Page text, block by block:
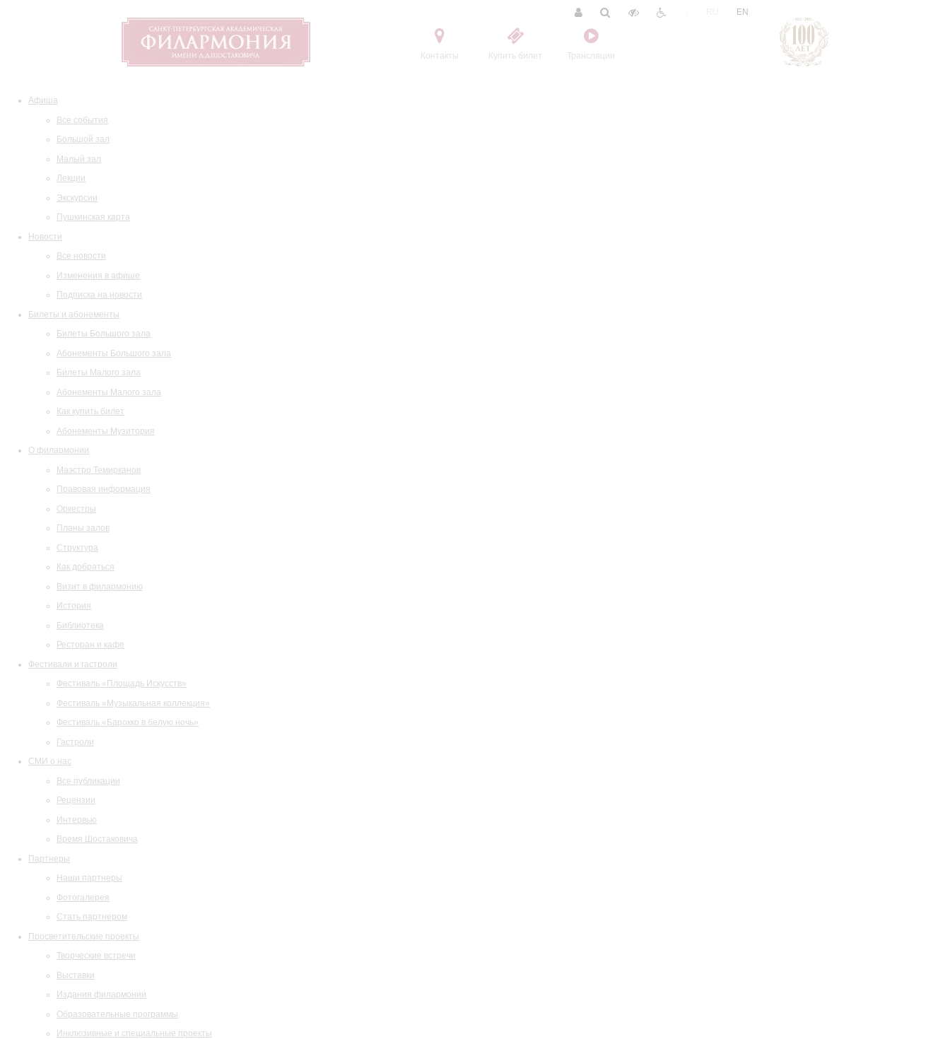
Контакты Купить билет Трансляции
EN
Афиша
Все события
Большой зал
Малый зал
Лекции
Экскурсии
Пушкинская карта
Новости
Все новости
Изменения в афише
Подписка на новости
Билеты и абонементы
Билеты Большого зала
Абонементы Большого зала
Билеты Малого зала
Абонементы Малого зала
Как купить билет
Абонементы Музитория
О филармонии
Маэстро Темирканов
Правовая информация
Оркестры
Планы залов
Структура
Как добраться
Визит в филармонию
История
Библиотека
Ресторан и кафе
Фестивали и гастроли
Фестиваль «Площадь Искусств»
Фестиваль «Музыкальная коллекция»
Фестиваль «Барокко в белую ночь»
Гастроли
СМИ о нас
Все публикации
Рецензии
Интервью
Время Шостаковича
Партнеры
Наши партнеры
Фотогалерея
Стать партнером
Просветительские проекты
Творческие встречи
Выставки
Издания филармонии
Образовательные программы
Инклюзивные и специальные проекты